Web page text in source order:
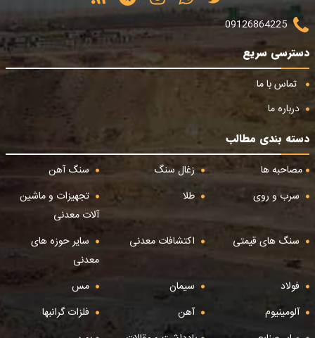
09126864225
دسترسی سریع
تماس با ما
درباره ما
دسته بندی مطالب
مصاحبه ها
زغال سنگ
سنگ آهن
سرب و روی
طلا
تجهیزات و ماشین
آلات معدنی
سنگ های قیمتی
اکتشافات معدنی
سایر حوزه های
معدنی
فولاد
سیمان
مس
آلومینیوم
آهن
فلزات گرانبها